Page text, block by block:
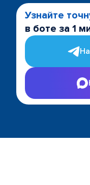
Узнайте
в боте за 1